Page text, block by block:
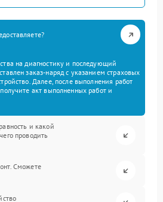
на диагностику и последующий
заказ-наряд с указанием страховых
Далее, после выполнения работ
акт выполненных работ и
и какой
проводить
Сможете